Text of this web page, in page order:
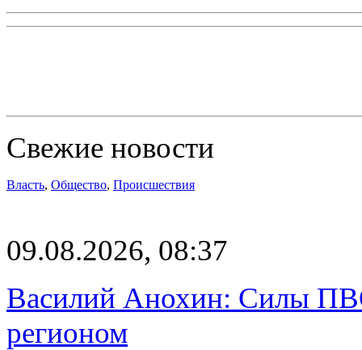
Свежие новости
Власть, Общество, Происшествия
09.08.2026, 08:37
Василий Анохин: Силы
регионом